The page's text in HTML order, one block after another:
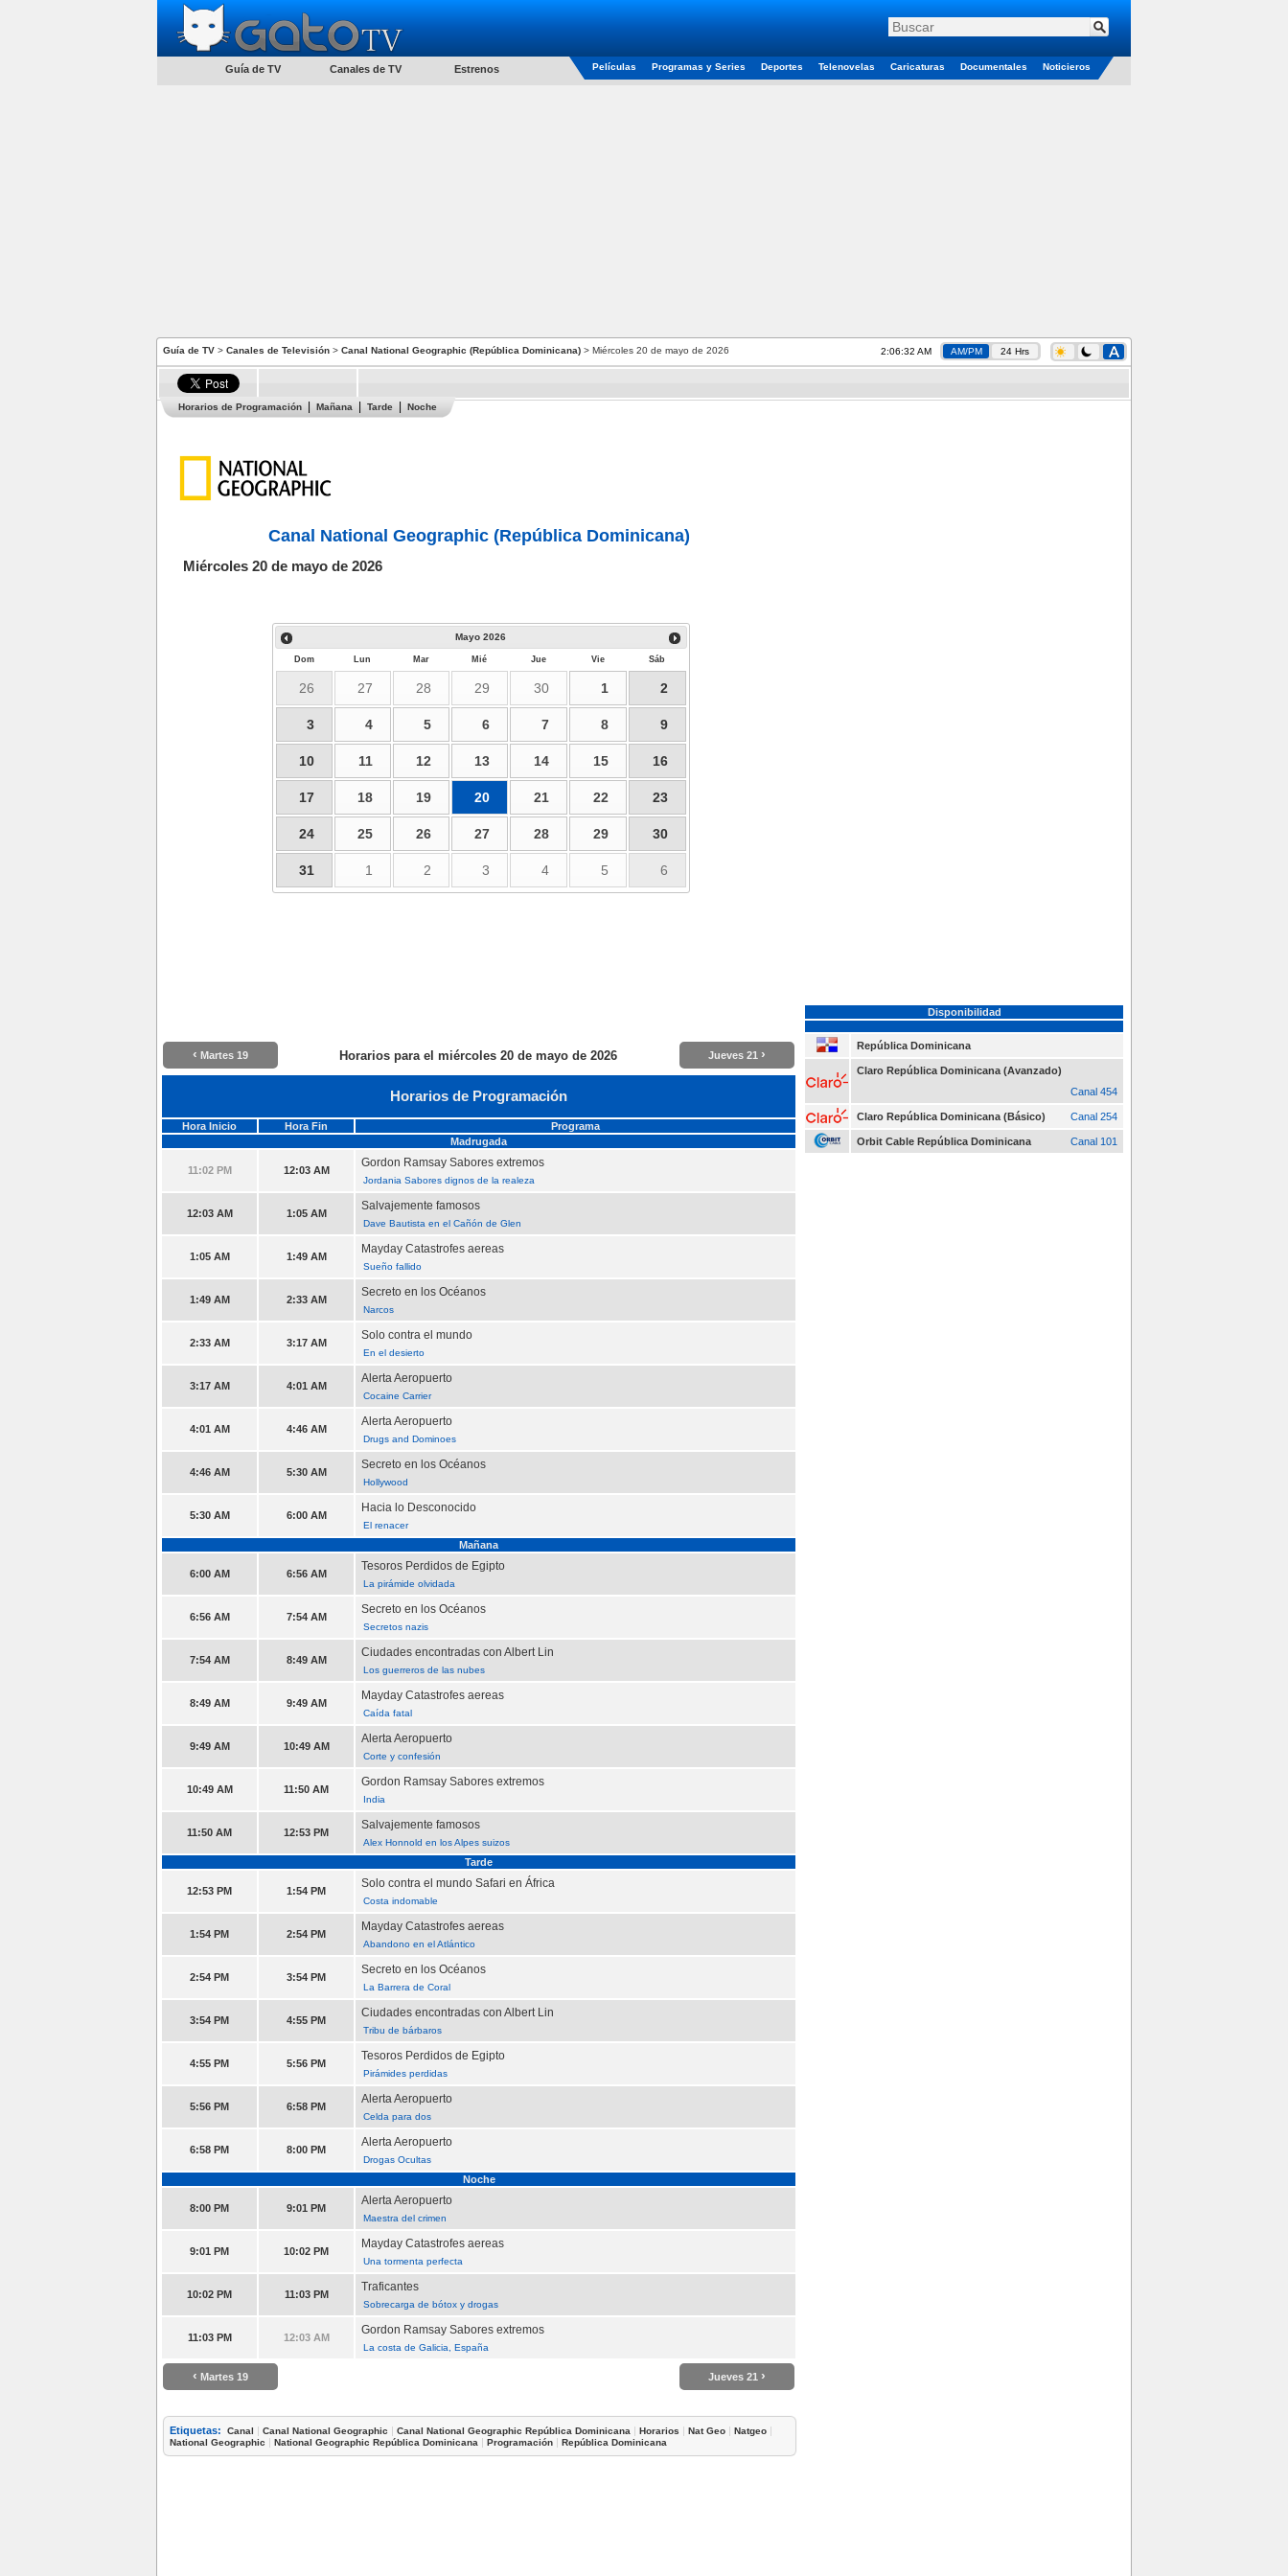
Guía de TV Canales de TV Estrenos Películas Programas y Series Deportes Telenovelas Caricaturas Documentales Noticieros
Guía de TV > Canales de Televisión > Canal National Geographic (República Dominicana) > Miércoles 20 de mayo de 2026 2:06:33 AM AM/PM 24 Hrs
Horarios de Programación Mañana Tarde Noche
Canal National Geographic (República Dominicana)
Miércoles 20 de mayo de 2026
Mayo 2026
Dom Lun Mar Mié Jue Vie Sáb
26 27 28 29 30 1 2
3 4 5 6 7 8 9
10 11 12 13 14 15 16
17 18 19 20 21 22 23
24 25 26 27 28 29 30
31 1 2 3 4 5 6
‹ Martes 19 Horarios para el miércoles 20 de mayo de 2026 Jueves 21 ›
Horarios de Programación
Hora Inicio Hora Fin
Programa
Madrugada
11:02 PM 12:03 AM
Gordon Ramsay Sabores extremos
Jordania Sabores dignos de la realeza
12:03 AM 1:05 AM
Salvajemente famosos
Dave Bautista en el Cañón de Glen
1:05 AM 1:49 AM
Mayday Catastrofes aereas
Sueño fallido
1:49 AM 2:33 AM
Secreto en los Océanos
Narcos
2:33 AM 3:17 AM
Solo contra el mundo
En el desierto
3:17 AM 4:01 AM
Alerta Aeropuerto
Cocaine Carrier
4:01 AM 4:46 AM
Alerta Aeropuerto
Drugs and Dominoes
4:46 AM 5:30 AM
Secreto en los Océanos
Hollywood
5:30 AM 6:00 AM
Hacia lo Desconocido
El renacer
Mañana
6:00 AM 6:56 AM
Tesoros Perdidos de Egipto
La pirámide olvidada
6:56 AM 7:54 AM
Secreto en los Océanos
Secretos nazis
7:54 AM 8:49 AM
Ciudades encontradas con Albert Lin
Los guerreros de las nubes
8:49 AM 9:49 AM
Mayday Catastrofes aereas
Caída fatal
9:49 AM 10:49 AM
Alerta Aeropuerto
Corte y confesión
10:49 AM 11:50 AM
Gordon Ramsay Sabores extremos
India
11:50 AM 12:53 PM
Salvajemente famosos
Alex Honnold en los Alpes suizos
Tarde
12:53 PM 1:54 PM
Solo contra el mundo Safari en África
Costa indomable
1:54 PM 2:54 PM
Mayday Catastrofes aereas
Abandono en el Atlántico
2:54 PM 3:54 PM
Secreto en los Océanos
La Barrera de Coral
3:54 PM 4:55 PM
Ciudades encontradas con Albert Lin
Tribu de bárbaros
4:55 PM 5:56 PM
Tesoros Perdidos de Egipto
Pirámides perdidas
5:56 PM 6:58 PM
Alerta Aeropuerto
Celda para dos
6:58 PM 8:00 PM
Alerta Aeropuerto
Drogas Ocultas
Noche
8:00 PM 9:01 PM
Alerta Aeropuerto
Maestra del crimen
9:01 PM 10:02 PM
Mayday Catastrofes aereas
Una tormenta perfecta
10:02 PM 11:03 PM
Traficantes
Sobrecarga de bótox y drogas
11:03 PM 12:03 AM
Gordon Ramsay Sabores extremos
La costa de Galicia, España
‹ Martes 19 Jueves 21 ›
Etiquetas: Canal | Canal National Geographic | Canal National Geographic República Dominicana | Horarios | Nat Geo | Natgeo |
National Geographic | National Geographic República Dominicana | Programación | República Dominicana
Disponibilidad
República Dominicana
Claro República Dominicana (Avanzado)
Canal 454
Claro República Dominicana (Básico) Canal 254
Orbit Cable República Dominicana Canal 101